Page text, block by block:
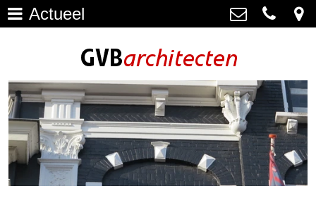
Bouwhistorie >
Onderhoud >
impressie oudere projecten >
GVB architecten
Haagweg 4-G3, 2311 AA Leiden
info@gvbarchitecten.nl
Actueel